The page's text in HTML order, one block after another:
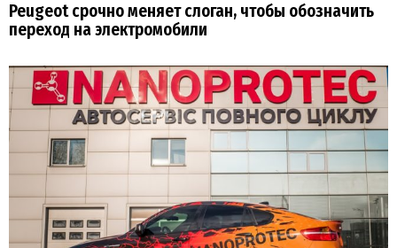
Peugeot срочно меняет слоган, чтобы обозначить
переход на электромобили